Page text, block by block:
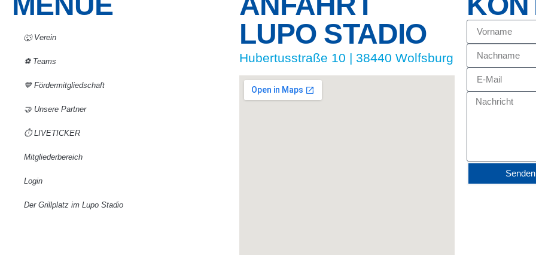
🐺 Verein
⚽️ Teams
💙 Fördermitgliedschaft
🤝 Unsere Partner
⏱️ LIVETICKER
Mitgliederbereich
Login
Der Grillplatz im Lupo Stadio
LUPO STADIO
Hubertusstraße 10 | 38440 Wolfsburg
Senden